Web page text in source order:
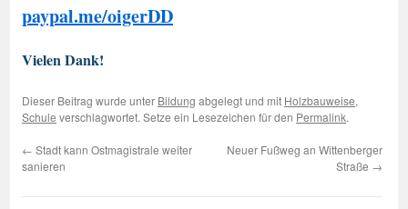
paypal.me/oigerDD
Vielen Dank!
Dieser Beitrag wurde unter Bildung abgelegt und mit Holzbauweise,
Schule verschlagwortet. Setze ein Lesezeichen für den Permalink.
← Stadt kann Ostmagistrale weiter
sanieren
Neuer Fußweg an Wittenberger
Straße →